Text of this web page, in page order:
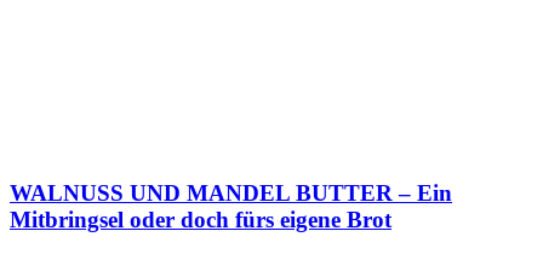
WALNUSS UND MANDEL BUTTER – Ein
Mitbringsel oder doch fürs eigene Brot